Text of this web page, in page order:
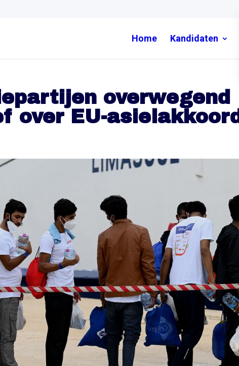
Home Kandidaten
overwegend
over EU-asielakkoord